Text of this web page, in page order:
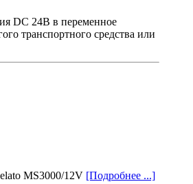
DC 24В в переменное
транспортного средства или
MS3000/12V [Подробнее ...]